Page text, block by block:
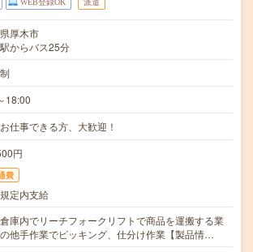
WEB登録OK 派遣
厚木市
からバス25分
18:00
仕事できる方、大歓迎！
円
費
定内支給
倉庫内でリーチフォークリフトで商品を運搬する業
他手作業でピッキング、仕分け作業【製品情…